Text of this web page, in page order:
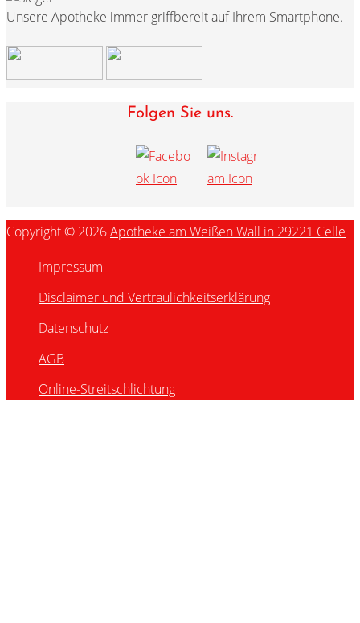
Unsere Apotheke immer griffbereit auf Ihrem Smartphone.
Folgen Sie uns.
Copyright © 2026Apotheke am Weißen Wall in 29221 Celle
Impressum
Disclaimer und Vertraulichkeitserklärung
Datenschutz
AGB
Online-Streitschlichtung